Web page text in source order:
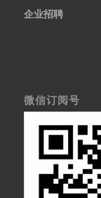
企业招聘
微信订阅号